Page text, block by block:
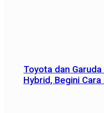
Toyota dan
Hybrid, Begini